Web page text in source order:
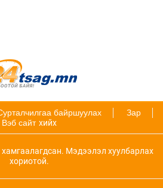
байршуулах
Зар
Вэб сайт хийх
хамгаалагдсан. Мэдээлэл хуулбарлах
хориотой.